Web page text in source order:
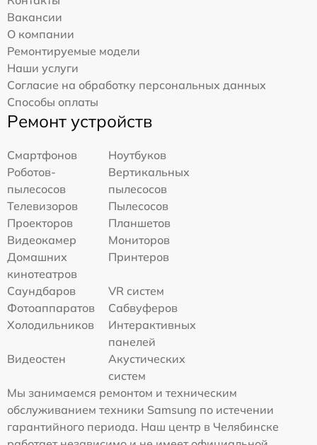
Вакансии
О компании
Ремонтируемые модели
Наши услуги
Согласие на обработку персональных данных
Способы оплаты
Ремонт устройств
Смартфонов
Ноутбуков
Роботов-
пылесосов
Вертикальных
пылесосов
Телевизоров
Пылесосов
Проекторов
Планшетов
Видеокамер
Мониторов
Домашних
кинотеатров
Принтеров
Саундбаров
VR систем
Фотоаппаратов
Сабвуферов
Холодильников
Интерактивных
панелей
Видеостен
Акустических
систем
Мы занимаемся ремонтом и техническим
обслуживанием техники Samsung по истечении
гарантийного периода. Наш центр в Челябинске